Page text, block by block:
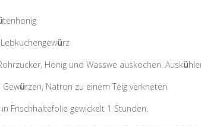
tenhonig
ürz
Honig und Wasswe auskochen. Auskü
Gewürzen, Natron zu einem Teig verkneten.
in Frischhaltefolie gewickelt 1 Stunden.